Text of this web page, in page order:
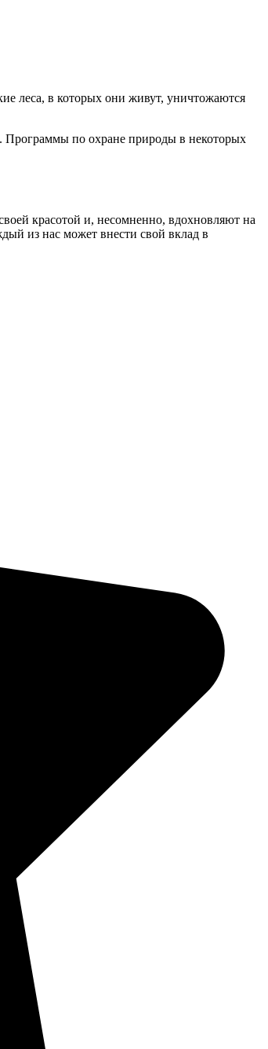
леса, в которых они живут, уничтожаются
Программы по охране природы в некоторых
красотой и, несомненно, вдохновляют на
из нас может внести свой вклад в